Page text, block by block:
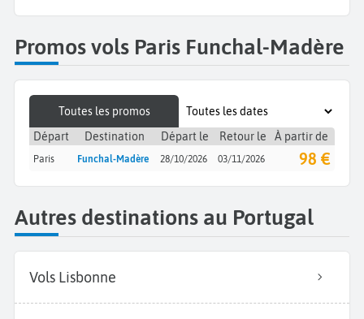
Promos vols Paris Funchal-Madère
Toutes les promos
Départ
Destination Départ le Retour le À partir de
Paris Funchal-Madère 28/10/2026 03/11/2026 98 €
Autres destinations au Portugal
Vols Lisbonne